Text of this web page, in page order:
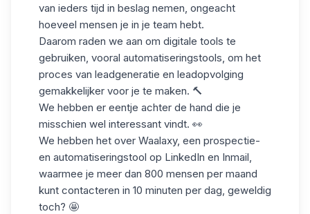
van ieders tijd in beslag nemen, ongeacht
hoeveel mensen je in je team hebt.
Daarom raden we aan om digitale tools te
gebruiken, vooral automatiseringstools, om het
proces van leadgeneratie en leadopvolging
gemakkelijker voor je te maken. 🔨
We hebben er eentje achter de hand die je
misschien wel interessant vindt. 👀
We hebben het over Waalaxy, een prospectie-
en automatiseringstool op LinkedIn en Inmail,
waarmee je meer dan 800 mensen per maand
kunt contacteren in 10 minuten per dag, geweldig
toch? 🤩